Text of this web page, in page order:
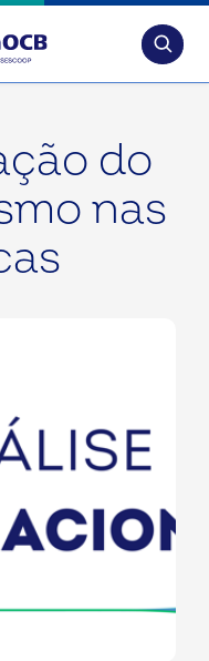
do
nas